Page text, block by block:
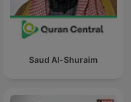
Saud Al-Shuraim